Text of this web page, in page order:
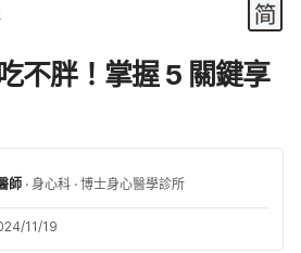
不胖！掌握 5 關鍵享
師 · 身心科 · 博士身心醫學診所
11/19